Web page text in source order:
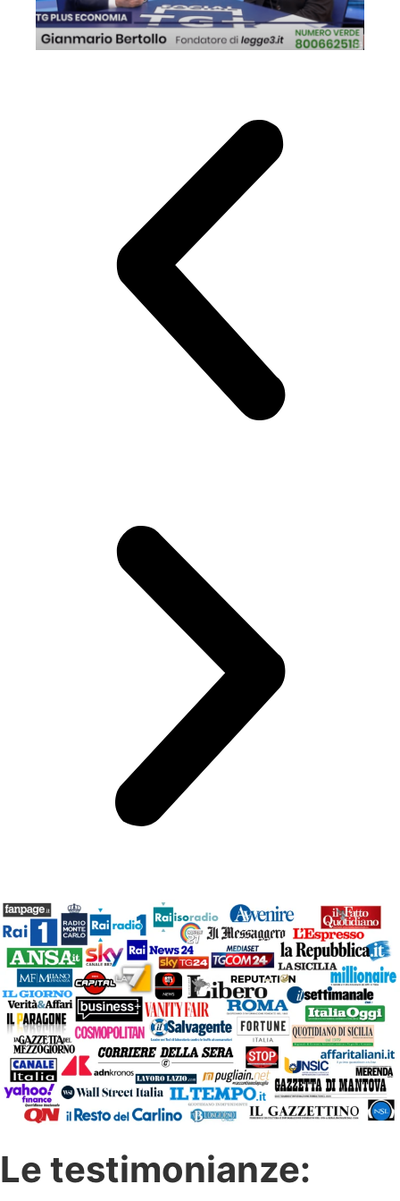
Le testimonianze: